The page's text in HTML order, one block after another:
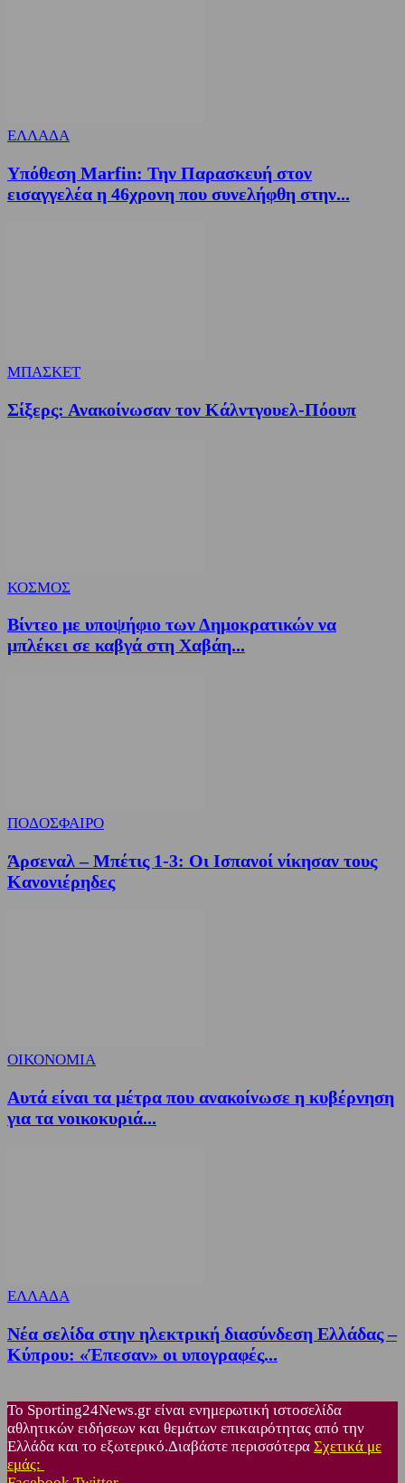
ΕΛΛΑΔΑ
Υπόθεση Marfin: Την Παρασκευή στον
εισαγγελέα η 46χρονη που συνελήφθη στην...
ΜΠΑΣΚΕΤ
Σίξερς: Ανακοίνωσαν τον Κάλντγουελ-Πόουπ
ΚΟΣΜΟΣ
Βίντεο με υποψήφιο των Δημοκρατικών να
μπλέκει σε καβγά στη Χαβάη...
ΠΟΔΟΣΦΑΙΡΟ
Άρσεναλ – Μπέτις 1-3: Οι Ισπανοί νίκησαν τους
Κανονιέρηδες
ΟΙΚΟΝΟΜΙΑ
Αυτά είναι τα μέτρα που ανακοίνωσε η κυβέρνηση
για τα νοικοκυριά...
ΕΛΛΑΔΑ
Νέα σελίδα στην ηλεκτρική διασύνδεση Ελλάδας –
Κύπρου: «Έπεσαν» οι υπογραφές...
Το Sporting24News.gr είναι ενημερωτική ιστοσελίδα
αθλητικών ειδήσεων και θεμάτων επικαιρότητας από την
Ελλάδα και το εξωτερικό.Διαβάστε περισσότερα Σχετικά με
εμάς: